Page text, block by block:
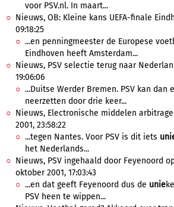
voor PSV.nl. In maart...
Nieuws, OB: Kleine kans UEFA-finale
09:18:25
...en penningmeester de Europese
Eindhoven heeft Amsterdam...
Nieuws, PSV selectie terug naar
19:06:06
...Duitse Werder Bremen. PSV kan dan
neerzetten door drie keer...
Nieuws, Electronische middelen
2001, 23:58:22
...tegen Nantes. Voor PSV is dit iets
het Nederlands...
Nieuws, PSV ingehaald door Feyenoord
oktober 2001, 17:03:43
...en dat geeft Feyenoord dus de unie
PSV heen te wippen...